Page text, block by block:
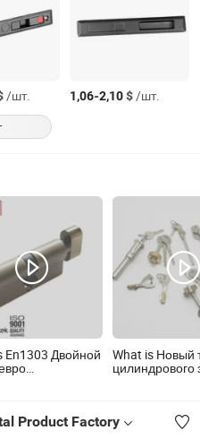
/шт. 1,06-2,10$/шт.
En1303 Двойной
What is Новый
цилиндрового
Product Factory